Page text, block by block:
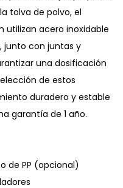
tolva de polvo, el
utilizan acero inoxidable
junto con juntas y
una dosificación
de estos
duradero y estable
garantía de 1 año.
de PP (opcional)